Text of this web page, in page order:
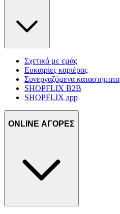
Σχετικά με εμάς
Ευκαιρίες καριέρας
Συνεργαζόμενα καταστήματα
SHOPFLIX B2B
SHOPFLIX app
ONLINE ΑΓΟΡΕΣ